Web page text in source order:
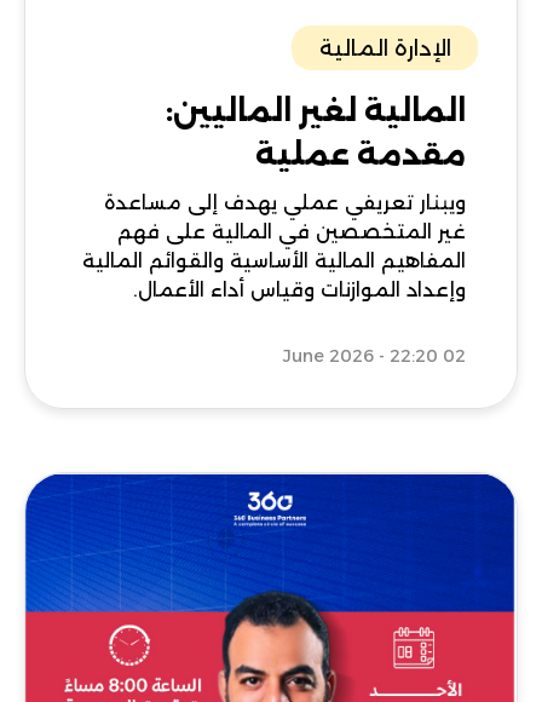
الإدارة المالية
المالية لغير الماليين:
مقدمة عملية
ويبنار تعريفي عملي يهدف إلى مساعدة
غير المتخصصين في المالية على فهم
المفاهيم المالية الأساسية والقوائم المالية
وإعداد الموازنات وقياس أداء الأعمال.
02 June 2026 - 22:20